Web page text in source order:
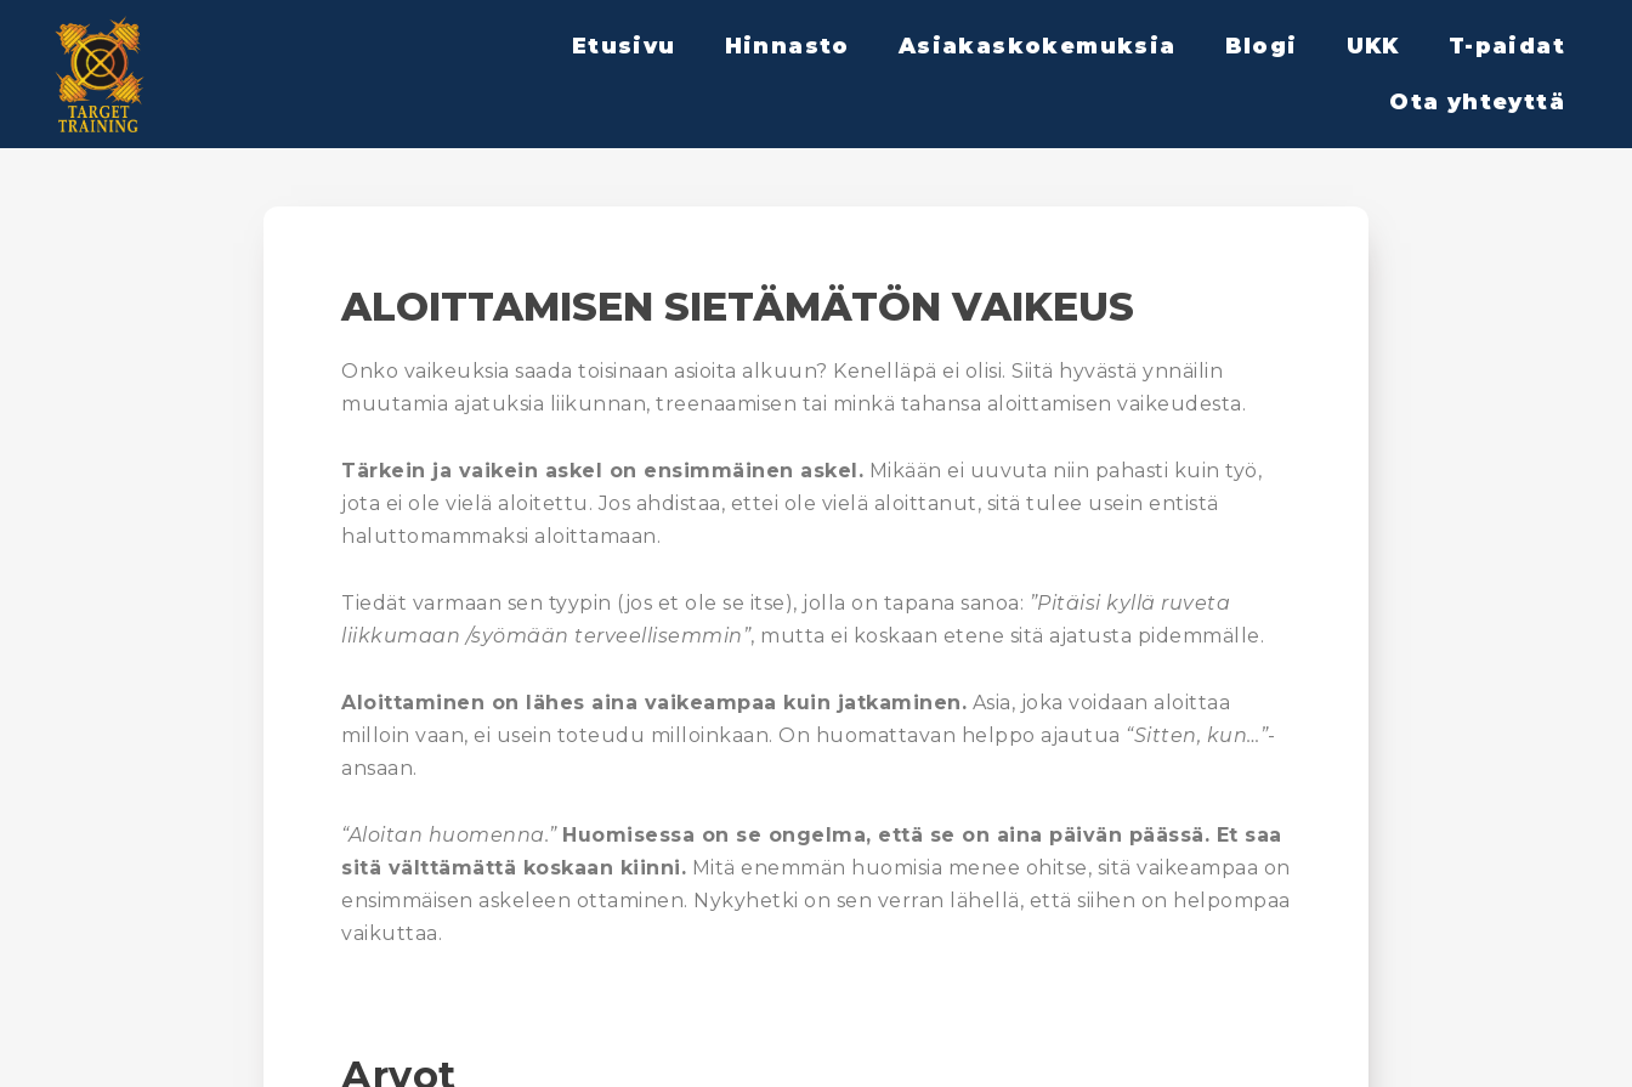
content
Etusivu Hinnasto Asiakaskokemuksia Blogi UKK T-paidat
Ota yhteyttä
ALOITTAMISEN SIETÄMÄTÖN VAIKEUS
Onko vaikeuksia saada toisinaan asioita alkuun? Kenelläpä ei olisi. Siitä hyvästä ynnäilin
muutamia ajatuksia liikunnan, treenaamisen tai minkä tahansa aloittamisen vaikeudesta.
Tärkein ja vaikein askel on ensimmäinen askel. Mikään ei uuvuta niin pahasti kuin työ,
jota ei ole vielä aloitettu. Jos ahdistaa, ettei ole vielä aloittanut, sitä tulee usein entistä
haluttomammaksi aloittamaan.
Tiedät varmaan sen tyypin (jos et ole se itse), jolla on tapana sanoa: ”Pitäisi kyllä ruveta
liikkumaan /syömään terveellisemmin”, mutta ei koskaan etene sitä ajatusta pidemmälle.
Aloittaminen on lähes aina vaikeampaa kuin jatkaminen. Asia, joka voidaan aloittaa
milloin vaan, ei usein toteudu milloinkaan. On huomattavan helppo ajautua “Sitten, kun…”-
ansaan.
“Aloitan huomenna.” Huomisessa on se ongelma, että se on aina päivän päässä. Et saa
sitä välttämättä koskaan kiinni. Mitä enemmän huomisia menee ohitse, sitä vaikeampaa on
ensimmäisen askeleen ottaminen. Nykyhetki on sen verran lähellä, että siihen on helpompaa
vaikuttaa.
Arvot